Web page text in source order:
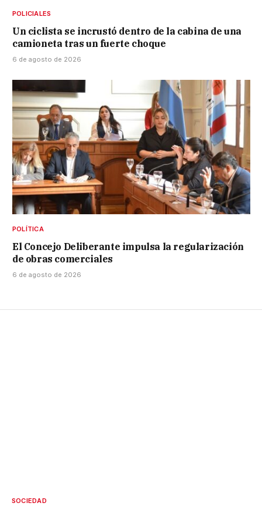
POLICIALES
Un ciclista se incrustó dentro de la cabina de una
camioneta tras un fuerte choque
6 de agosto de 2026
POLÍTICA
El Concejo Deliberante impulsa la regularización
de obras comerciales
6 de agosto de 2026
SOCIEDAD